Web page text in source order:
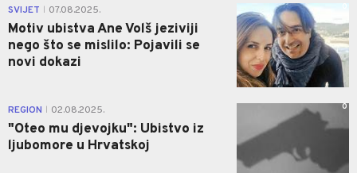
SVIJET 07.08.2025.
Motiv ubistva Ane Volš jeziviji
nego što se mislilo: Pojavili se
novi dokazi
0
REGION 02.08.2025.
"Oteo mu djevojku": Ubistvo iz
ljubomore u Hrvatskoj
0